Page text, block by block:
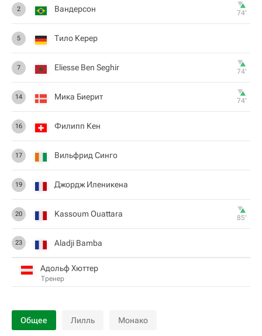
2 Вандерсон 74‎’‎
5 Тило Керер
7 Eliesse Ben Seghir 74‎’‎
14 Мика Биерит 74‎’‎
16 Филипп Кен
17 Вильфрид Синго
19 Джордж Иленикена
20 Kassoum Ouattara 85‎’‎
23 Aladji Bamba
Адольф Хюттер
Тренер
Общее Лилль Монако